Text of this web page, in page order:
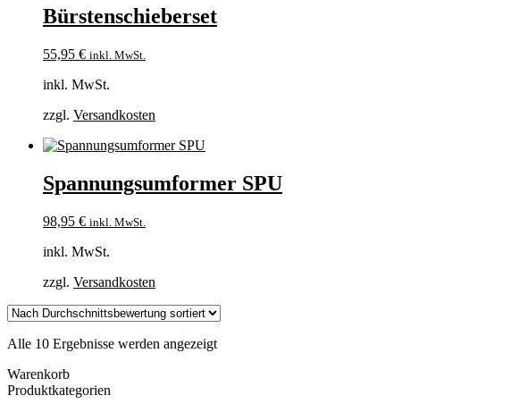
Bürstenschieberset
55,95 € inkl. MwSt.
inkl. MwSt.
zzgl. Versandkosten
Spannungsumformer SPU
98,95 € inkl. MwSt.
inkl. MwSt.
zzgl. Versandkosten
Alle 10 Ergebnisse werden angezeigtNach
Warenkorb
Produktkategorien